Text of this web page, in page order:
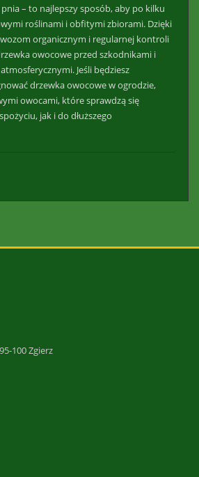
– to najlepszy sposób, aby po kilku
roślinami i obfitymi zbiorami. Dzięki
organicznym i regularnej kontroli
owocowe przed szkodnikami i
Jeśli będziesz
drzewka owocowe w ogrodzie,
owocami, które sprawdzą się
jak i do dłuższego
100 Zgierz